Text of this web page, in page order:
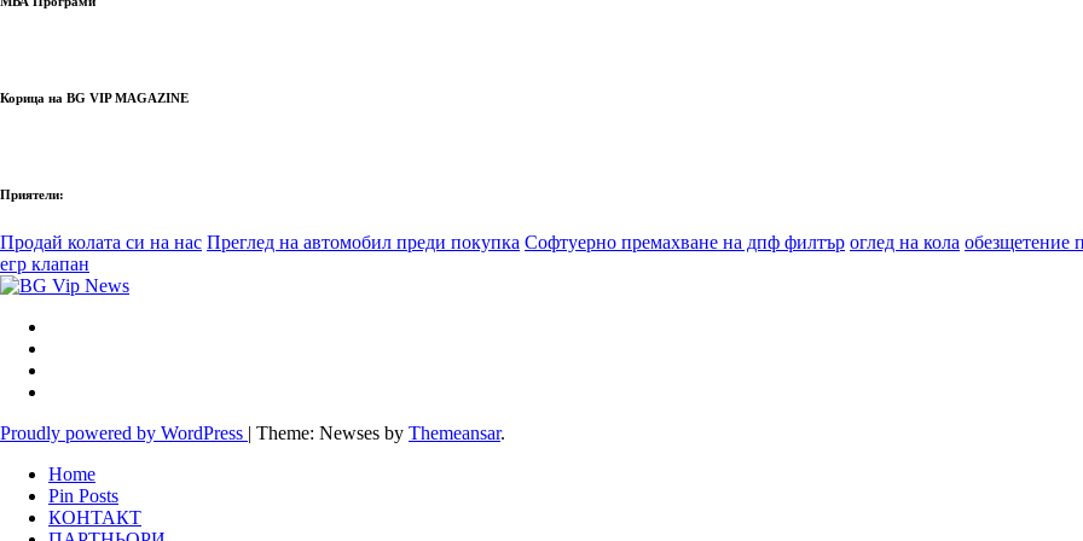
Корица на BG VIP MAGAZINE
Приятели:
Продай колата си на нас Преглед на автомобил преди покупка Софтуерно премахване на дпф филтър оглед на кола обезщетение
егр клапан
Proudly powered by WordPress | Theme: Newses by Themeansar.
Home
Pin Posts
КОНТАКТ